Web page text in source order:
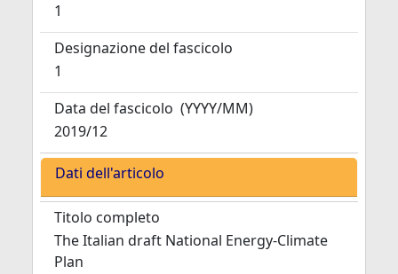
1
Designazione del fascicolo
1
Data del fascicolo (YYYY/MM)
2019/12
Dati dell'articolo
Titolo completo
The Italian draft National Energy-Climate
Plan